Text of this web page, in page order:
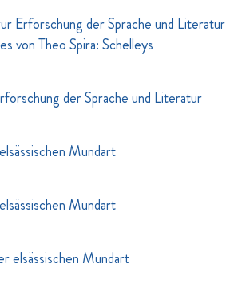
Erforschung der Sprache und Literatur
von Theo Spira: Schelleys
der Sprache und Literatur
Mundart
Mundart
elsässischen Mundart